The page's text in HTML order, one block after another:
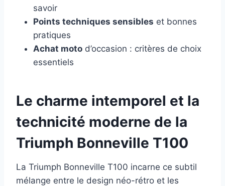
savoir
Points techniques sensibles et bonnes
pratiques
Achat moto d’occasion : critères de choix
essentiels
Le charme intemporel et la
technicité moderne de la
Triumph Bonneville T100
La Triumph Bonneville T100 incarne ce subtil
mélange entre le design néo-rétro et les